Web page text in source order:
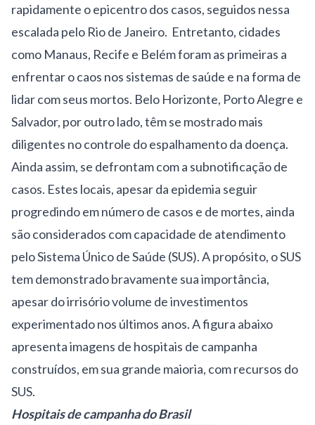
rapidamente o epicentro dos casos, seguidos nessa
escalada pelo Rio de Janeiro. Entretanto, cidades
como Manaus, Recife e Belém foram as primeiras a
enfrentar o caos nos sistemas de saúde e na forma de
lidar com seus mortos. Belo Horizonte, Porto Alegre e
Salvador, por outro lado, têm se mostrado mais
diligentes no controle do espalhamento da doença.
Ainda assim, se defrontam com a subnotificação de
casos. Estes locais, apesar da epidemia seguir
progredindo em número de casos e de mortes, ainda
são considerados com capacidade de atendimento
pelo Sistema Único de Saúde (SUS). A propósito, o SUS
tem demonstrado bravamente sua importância,
apesar do irrisório volume de investimentos
experimentado nos últimos anos. A figura abaixo
apresenta imagens de hospitais de campanha
construídos, em sua grande maioria, com recursos do
SUS.
Hospitais de campanha do Brasil